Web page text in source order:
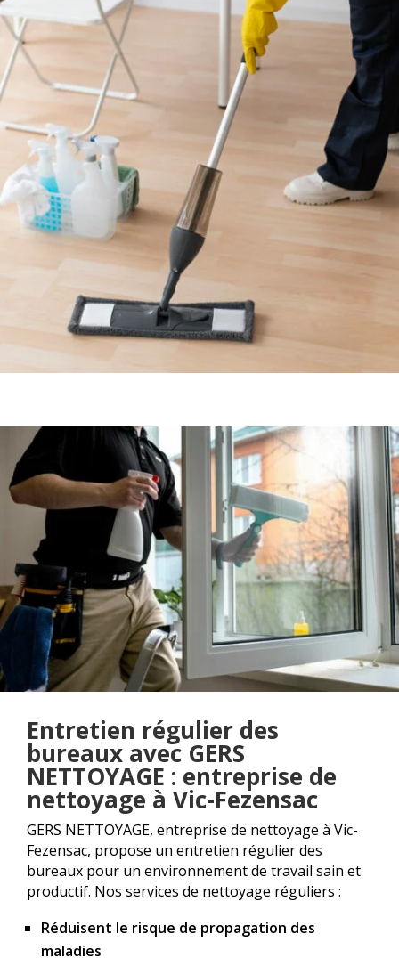
Entretien régulier des
bureaux avec GERS
NETTOYAGE : entreprise de
nettoyage à Vic-Fezensac
GERS NETTOYAGE, entreprise de nettoyage à Vic-
Fezensac, propose un entretien régulier des
bureaux pour un environnement de travail sain et
productif. Nos services de nettoyage réguliers :
Réduisent le risque de propagation des
maladies